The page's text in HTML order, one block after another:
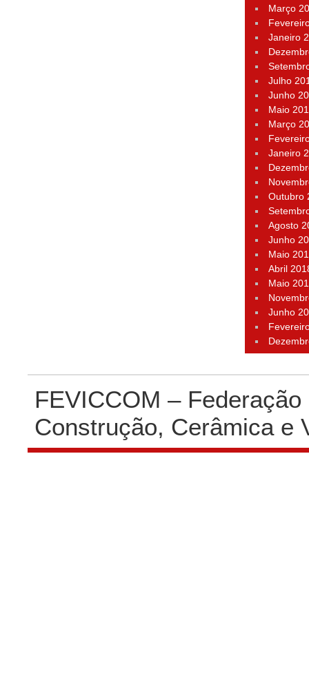
Março
Janeiro
Julho
Junho
Maio
Março
Janeiro
Outubro
Agosto
Junho
Maio
Abril
Maio
Junho
FEVICCOM –
Construção, Cerâmica e